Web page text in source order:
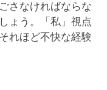
さなければならな
ょう。「私」視点
れほど不快な経験